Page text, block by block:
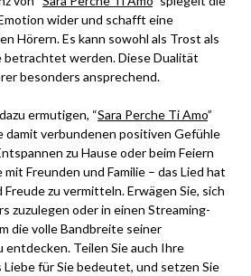
wider und schafft eine
Hörern. Es kann sowohl als Trost als
betrachtet werden. Diese Dualität
besonders ansprechend.
ermutigen, “Sara Perche Ti Amo”
damit verbundenen positiven Gefühle
zu Hause oder beim Feiern
Freunden und Familie – das Lied hat
zu vermitteln. Erwägen Sie, sich
zuzulegen oder in einen Streaming-
die volle Bandbreite seiner
entdecken. Teilen Sie auch Ihre
Liebe für Sie bedeutet, und setzen Sie